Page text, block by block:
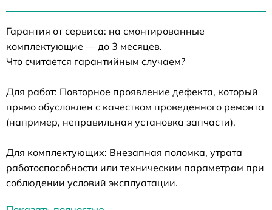
Гарантия от сервиса: на смонтированные
комплектующие — до 3 месяцев.
Что считается гарантийным случаем?
Для работ: Повторное проявление дефекта, который
прямо обусловлен с качеством проведенного ремонта
(например, неправильная установка запчасти).
Для комплектующих: Внезапная поломка, утрата
работоспособности или техническим параметрам при
соблюдении условий эксплуатации.